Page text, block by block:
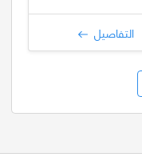
التفاصيل